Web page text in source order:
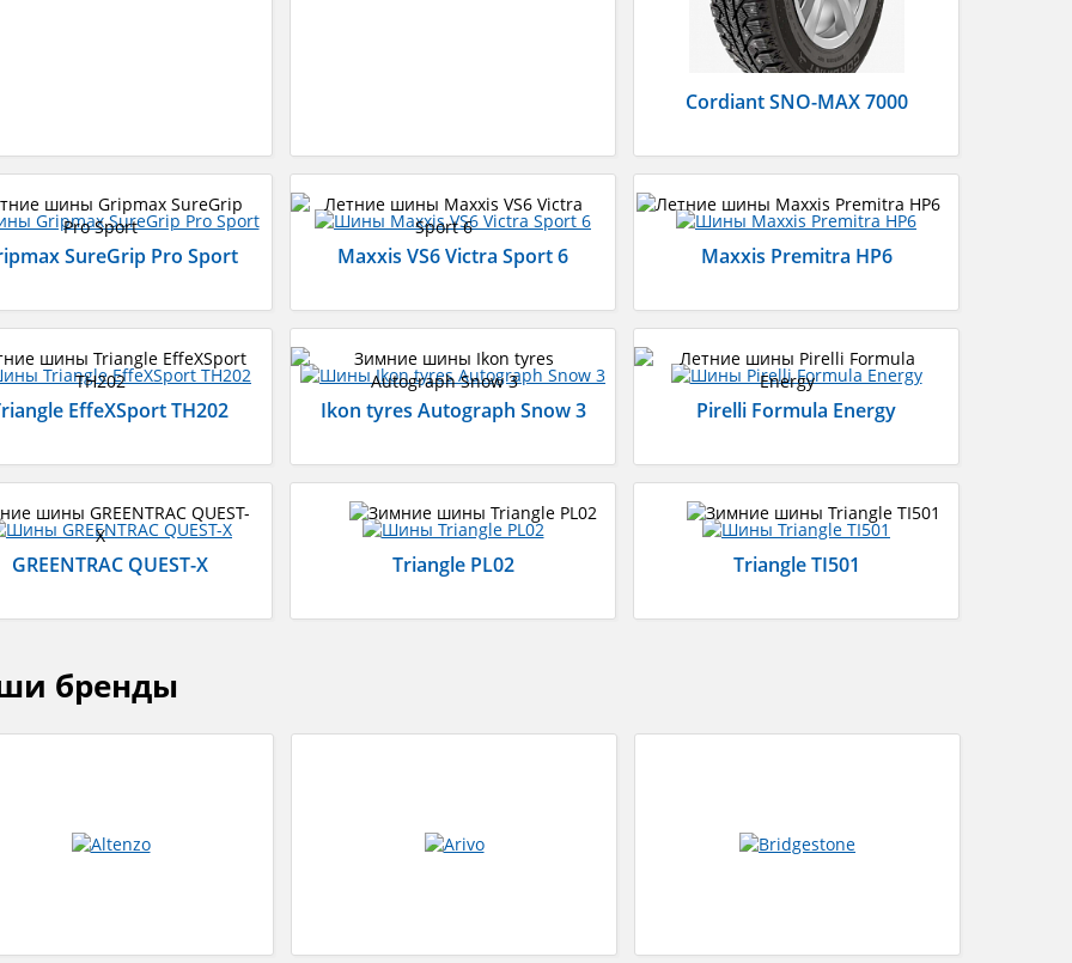
Cordiant SNO-MAX 7000
SureGrip Pro Sport Maxxis VS6 Victra Sport 6 Maxxis Premitra HP6
EffeXSport TH202 Ikon tyres Autograph Snow 3 Pirelli Formula Energy
GREENTRAC QUEST-X Triangle PL02 Triangle TI501
бренды